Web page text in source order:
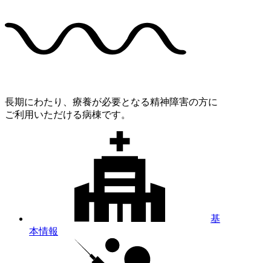
長期にわたり、療養が必要となる精神障害の方に
ご利用いただける病棟です。
基
本情報